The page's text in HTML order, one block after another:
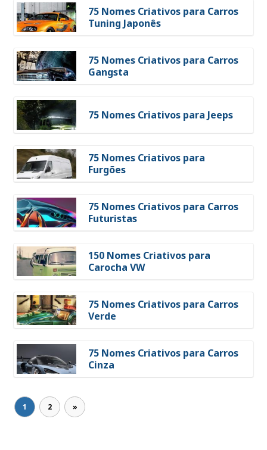
75 Nomes Criativos para Carros
Tuning Japonês
75 Nomes Criativos para Carros
Gangsta
75 Nomes Criativos para Jeeps
75 Nomes Criativos para
Furgões
75 Nomes Criativos para Carros
Futuristas
150 Nomes Criativos para
Carocha VW
75 Nomes Criativos para Carros
Verde
75 Nomes Criativos para Carros
Cinza
1 2 »